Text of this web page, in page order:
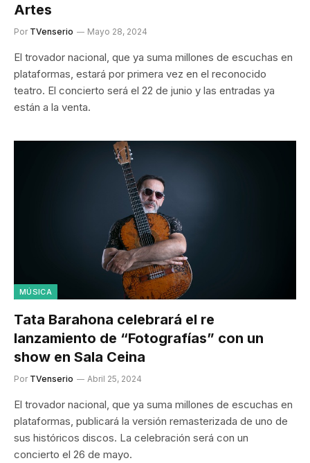
Artes
Por TVenserio Mayo 28, 2024
El trovador nacional, que ya suma millones de escuchas en
plataformas, estará por primera vez en el reconocido
teatro. El concierto será el 22 de junio y las entradas ya
están a la venta.
MÚSICA
Tata Barahona celebrará el re
lanzamiento de “Fotografías” con un
show en Sala Ceina
Por TVenserio Abril 25, 2024
El trovador nacional, que ya suma millones de escuchas en
plataformas, publicará la versión remasterizada de uno de
sus históricos discos. La celebración será con un
concierto el 26 de mayo.